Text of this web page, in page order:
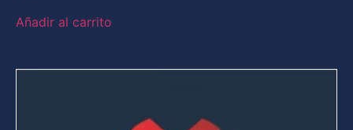
Añadir al carrito